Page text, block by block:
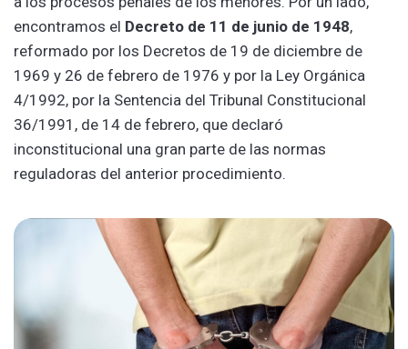
encontramos el Decreto de 11 de junio de 1948,
reformado por los Decretos de 19 de diciembre de
1969 y 26 de febrero de 1976 y por la Ley Orgánica
4/1992, por la Sentencia del Tribunal Constitucional
36/1991, de 14 de febrero, que declaró
inconstitucional una gran parte de las normas
reguladoras del anterior procedimiento.